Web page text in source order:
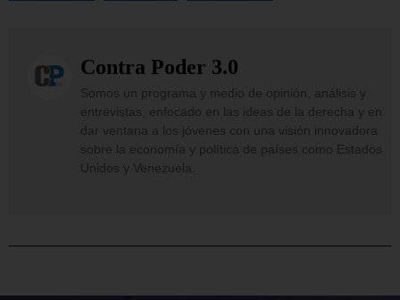
Contra Poder 3.0
Somos un programa y medio de opinión, análisis y
entrevistas, enfocado en las ideas de la derecha y en
dar ventana a los jóvenes con una visión innovadora
sobre la economía y política de países como Estados
Unidos y Venezuela.